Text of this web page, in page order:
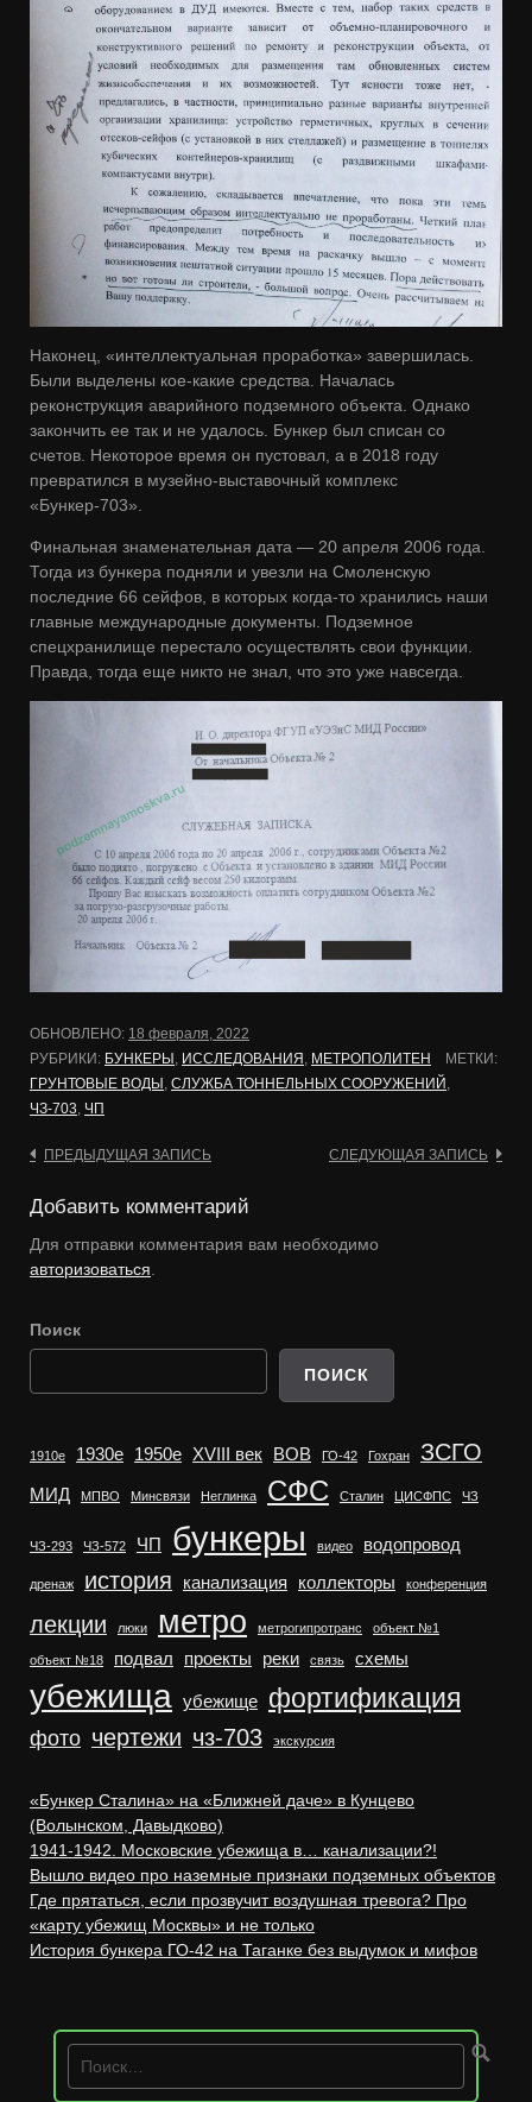
Наконец, «интеллектуальная проработка» завершилась.
Были выделены кое-какие средства. Началась
реконструкция аварийного подземного объекта. Однако
закончить ее так и не удалось. Бункер был списан со
счетов. Некоторое время он пустовал, а в 2018 году
превратился в музейно-выставочный комплекс
«Бункер-703».
Финальная знаменательная дата — 20 апреля 2006 года.
Тогда из бункера подняли и увезли на Смоленскую
последние 66 сейфов, в которых когда-то хранились наши
главные международные документы. Подземное
спецхранилище перестало осуществлять свои функции.
Правда, тогда еще никто не знал, что это уже навсегда.
ОБНОВЛЕНО: 18 февраля, 2022
РУБРИКИ: БУНКЕРЫ, ИССЛЕДОВАНИЯ, МЕТРОПОЛИТЕН
МЕТКИ:
ГРУНТОВЫЕ ВОДЫ, СЛУЖБА ТОННЕЛЬНЫХ СООРУЖЕНИЙ,
ЧЗ-703, ЧП
Навигация
записям
ПРЕДЫДУЩАЯ ЗАПИСЬ СЛЕДУЮЩАЯ ЗАПИСЬ
Добавить комментарий
Для отправки комментария вам необходимо
авторизоваться
Поиск
ПОИСК
1910е 1930е 1950е XVIII век ВОВ ГО-42 Гохран ЗСГО
МИД МПВО Минсвязи Неглинка СФС Сталин ЦИСФПС ЧЗ
ЧЗ-293 ЧЗ-572 ЧП бункеры видео водопровод
дренаж история канализация коллекторы конференция
лекции люки метро метрогипротранс объект №1
объект №18 подвал проекты реки связь схемы
убежища убежище фортификация
фото чертежи чз-703 экскурсия
«Бункер Сталина» на «Ближней даче» в Кунцево
(Волынском, Давыдково)
1941-1942. Московские убежища в… канализации?!
Вышло видео про наземные признаки подземных объектов
Где прятаться, если прозвучит воздушная тревога? Про
«карту убежищ Москвы» и не только
История бункера ГО-42 на Таганке без выдумок и мифов